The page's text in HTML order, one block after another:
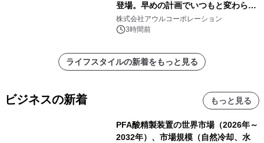
登場。早めの計画でいつもと変わらぬ
大人の冬旅を。ー夕日ヶ浦温泉「佳松
苑 別邸ふうか」ー
株式会社アウルコーポレーション
3時間前
ライフスタイルの新着をもっと見る
ビジネスの新着 もっと見る
PFA酸精製装置の世界市場（2026年～
2032年）、市場規模（自然冷却、水